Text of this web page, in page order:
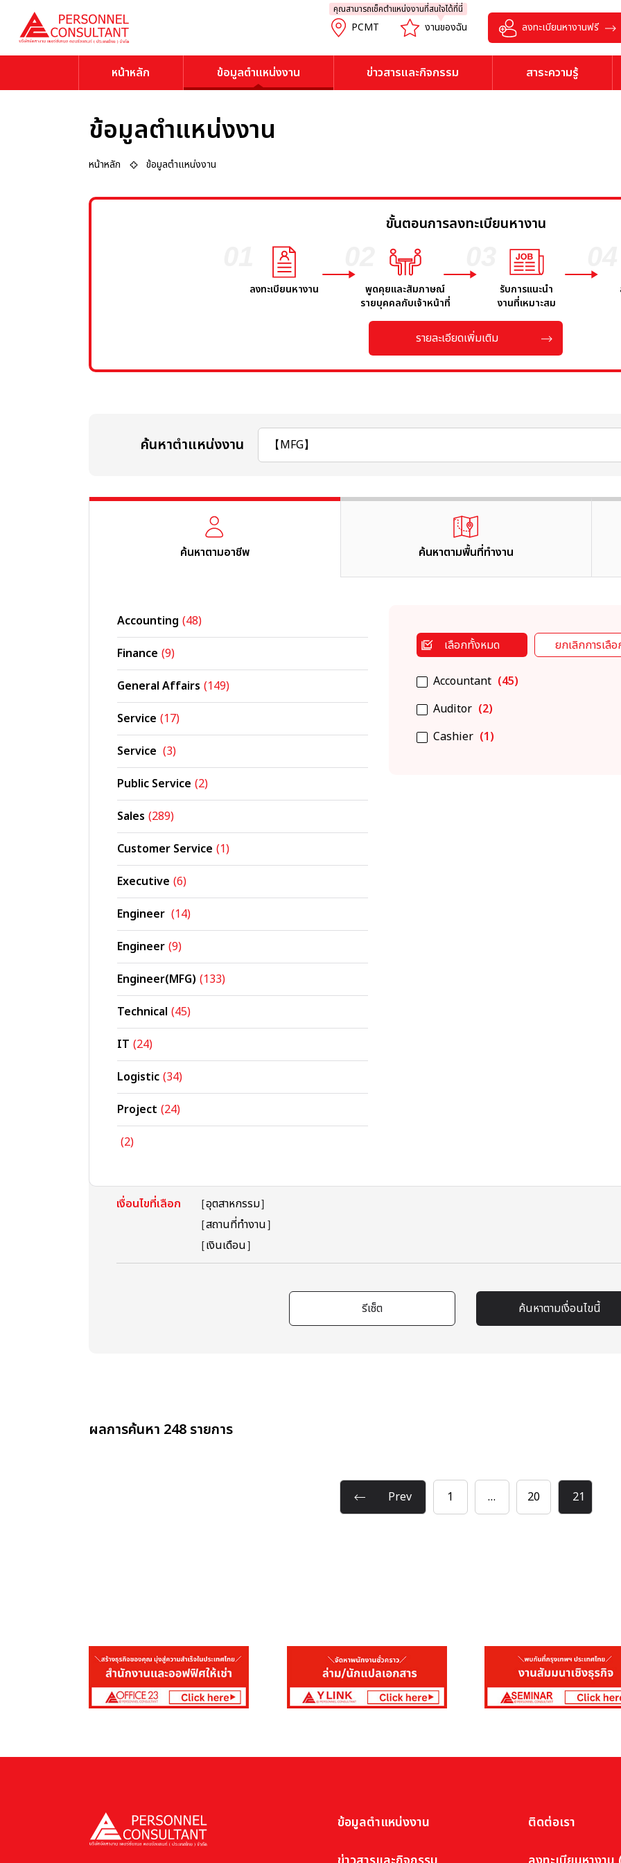
PCMT งานของฉัน
คุณสามารถเช็คตำแหน่งงานที่สนใจได้ที่นี่
ลงทะเบียนหางานฟรี
หน้าหลัก ข้อมูลตำแหน่งงาน ข่าวสารและกิจกรรม สาระความรู้
ข้อมูลตำแหน่งงาน
หน้าหลัก ข้อมูลตำแหน่งงาน
ขั้นตอนการลงทะเบียนหางาน
ลงทะเบียนหางาน
พูดคุยและสัมภาษณ์
รายบุคคลกับเจ้าหน้าที่
รับการแนะนำ
งานที่เหมาะสม
รายละเอียดเพิ่มเติม
ค้นหาตำแหน่งงาน
ค้นหาตามอาชีพ ค้นหาตามพื้นที่ทำงาน
Accounting (48)
Finance (9)
General Affairs (149)
Service (17)
Service (3)
Public Service (2)
Sales (289)
Customer Service (1)
Executive (6)
Engineer (14)
Engineer (9)
Engineer(MFG) (133)
Technical (45)
IT (24)
Logistic (34)
Project (24)
(2)
เลือกทั้งหมด ยกเลิกการเลื
Accountant (45)
Auditor (2)
Cashier (1)
เงื่อนไขที่เลือก
［อุตสาหกรรม］
［สถานที่ทำงาน］
［เงินเดือน］
รีเซ็ต ค้นหาตามเงื่อนไขนี้
ผลการค้นหา 248 รายการ
Prev 1 … 20 21
ข้อมูลตำแหน่งงาน ติดต่อเรา